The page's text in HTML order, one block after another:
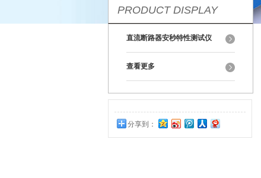
PRODUCT DISPLAY
直流断路器安秒特性测试仪
查看更多
分享到：